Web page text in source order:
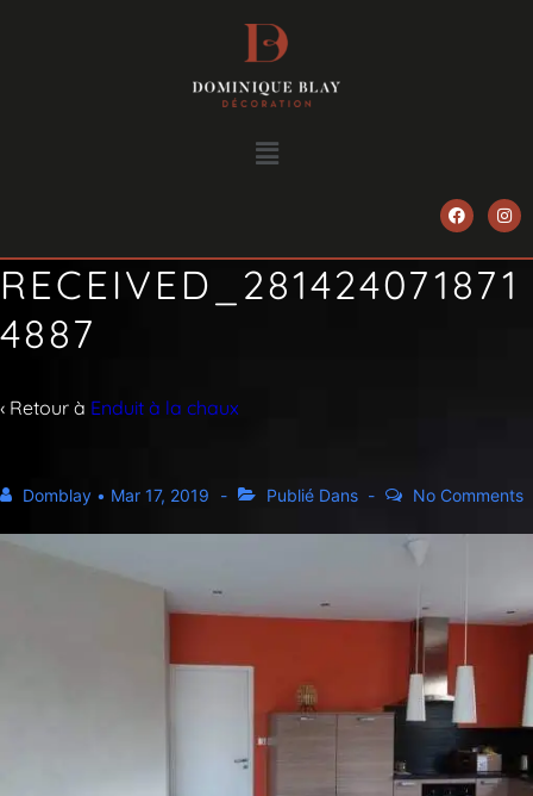
RECEIVED_281424071871
4887
‹ Retour à Enduit à la chaux
Domblay • Mar 17, 2019 Publié Dans No Comments